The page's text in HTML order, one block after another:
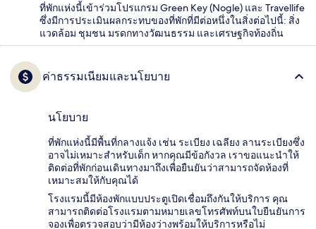
ที่พักแห่งนี้เข้าร่วมโปรแกรม Green Key (Nogle) และ Travellife
ซึ่งมีการประเมินผลกระทบของที่พักที่มีต่อหนึ่งในสิ่งต่อไปนี้: สิ่ง
แวดล้อม ชุมชน มรดกทางวัฒนธรรม และเศรษฐกิจท้องถิ่น
ค่าธรรมเนียมและนโยบาย
นโยบาย
ที่พักแห่งนี้มีพื้นที่กลางแจ้ง เช่น ระเบียง เฉลียง ลานระเบียงซึ่ง
อาจไม่เหมาะสำหรับเด็ก หากคุณมีข้อกังวล เราขอแนะนำให้
ติดต่อที่พักก่อนเดินทางมาถึงเพื่อยืนยันว่าสามารถจัดห้องที่
เหมาะสมให้กับคุณได้
โรงแรมนี้มีห้องพักแบบประตูเปิดเชื่อมถึงกันให้บริการ คุณ
สามารถติดต่อโรงแรมตามหมายเลขโทรศัพท์บนใบยืนยันการ
จองเพื่อตรวจสอบว่ามีห้องว่างพร้อมให้บริการหรือไม่